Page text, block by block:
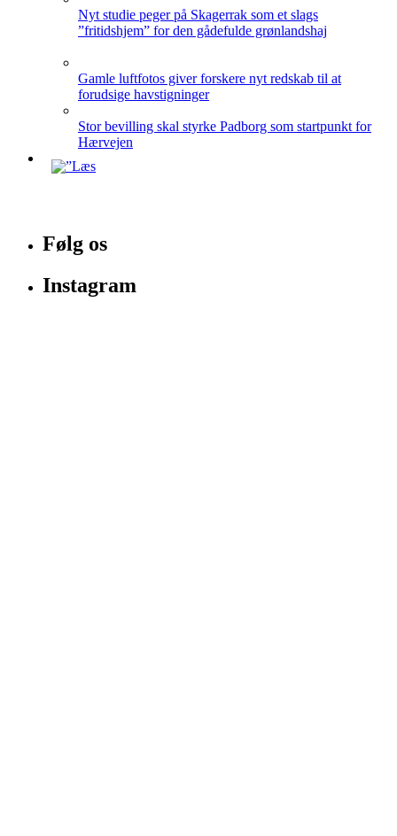
Nyt studie peger på Skagerrak som et slags
”fritidshjem” for den gådefulde grønlandshaj
Gamle luftfotos giver forskere nyt redskab til at
forudsige havstigninger
Stor bevilling skal styrke Padborg som startpunkt for
Hærvejen
Følg os
Instagram